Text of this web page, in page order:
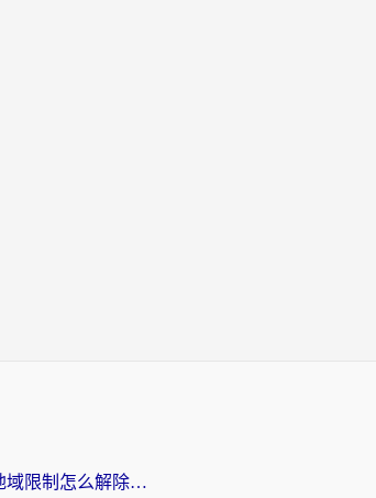
优酷手机app地域限制怎么解除？海外党亲测有效的追剧方案